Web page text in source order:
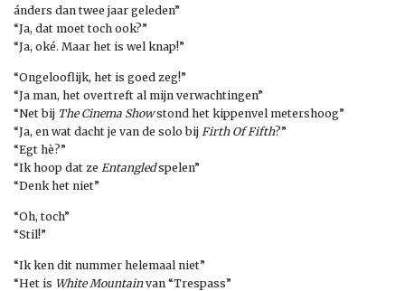
ánders dan twee jaar geleden”
“Ja, dat moet toch ook?”
“Ja, oké. Maar het is wel knap!”
“Ongelooflijk, het is goed zeg!”
“Ja man, het overtreft al mijn verwachtingen”
“Net bij The Cinema Showstond het kippenvel metershoog”
“Ja, en wat dacht je van de solo bij Firth Of Fifth?”
“Egt hè?”
“Ik hoop dat ze Entangledspelen”
“Denk het niet”
“Oh, toch”
“Stil!”
“Ik ken dit nummer helemaal niet”
“Het is White Mountainvan “Trespass”